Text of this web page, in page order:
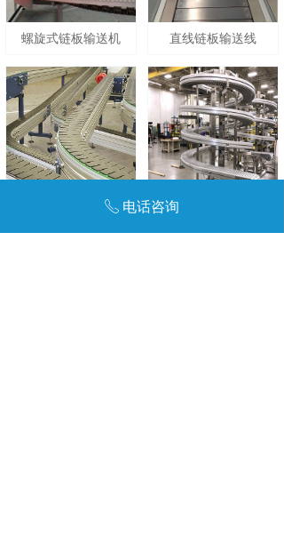
螺旋式链板输送机 直线链板输送线
金属链板输送机 柔性链螺旋输送机
ꂅ 电话咨询